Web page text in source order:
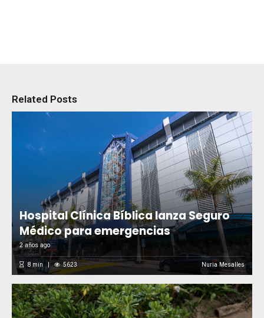
Related Posts
Hospital Clínica Bíblica lanza Seguro
Médico para emergencias
2 años ago
8min 5623 Nuria Mesalles